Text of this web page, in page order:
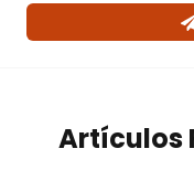
Artículos